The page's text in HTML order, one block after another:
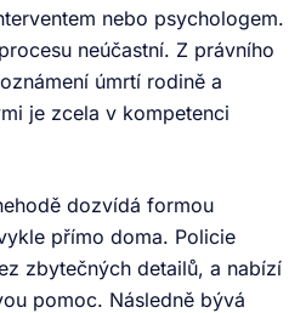
nebo psychologem.
neúčastní. Z právního
úmrtí rodině a
je zcela v kompetenci
dozvídá formou
přímo doma. Policie
zbytečných detailů, a nabízí
pomoc. Následně bývá